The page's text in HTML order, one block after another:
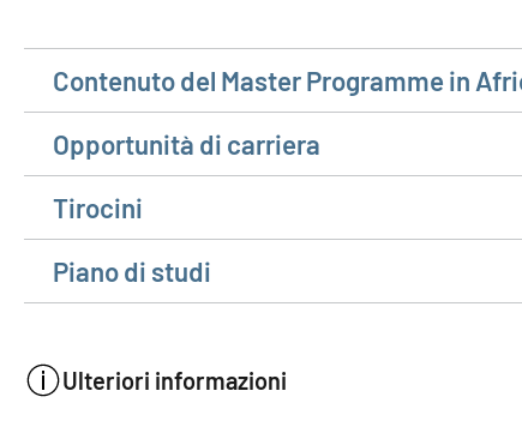
Contenuto del Master Programme in
Opportunità di carriera
Tirocini
Piano di studi
Ulteriori informazioni